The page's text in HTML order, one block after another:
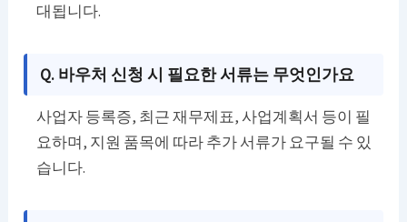
대됩니다.
Q. 바우처 신청 시 필요한 서류는 무엇인가요
사업자 등록증, 최근 재무제표, 사업계획서 등이 필
요하며, 지원 품목에 따라 추가 서류가 요구될 수 있
습니다.